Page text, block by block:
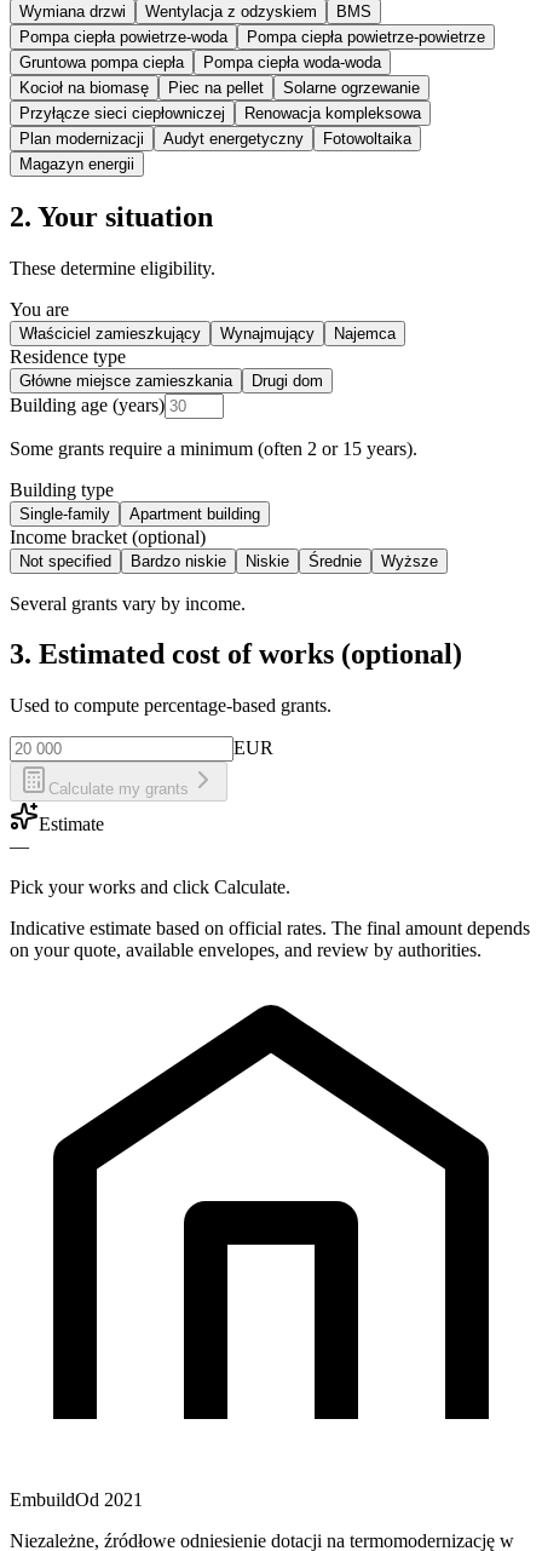
Wymiana drzwi
Wentylacja z odzyskiem
BMS
Pompa ciepła powietrze-woda
Pompa ciepła powietrze-powietrze
Gruntowa pompa ciepła
Pompa ciepła woda-woda
Kocioł na biomasę
Piec na pellet
Solarne ogrzewanie
Przyłącze sieci ciepłowniczej
Renowacja kompleksowa
Plan modernizacji
Audyt energetyczny
Fotowoltaika
Magazyn energii
2. Your situation
These determine eligibility.
You are
Właściciel zamieszkujący Wynajmujący Najemca
Residence type
Główne miejsce zamieszkania Drugi dom
Building age (years)
Some grants require a minimum (often 2 or 15 years).
Building type
Single-family Apartment building
Income bracket (optional)
Not specified Bardzo niskie Niskie Średnie Wyższe
Several grants vary by income.
3. Estimated cost of works (optional)
Used to compute percentage-based grants.
EUR
Calculate my grants
Estimate
—
Pick your works and click Calculate.
Indicative estimate based on official rates. The final amount depends
on your quote, available envelopes, and review by authorities.
EmbuildOd 2021
Niezależne, źródłowe odniesienie dotacji na termomodernizację w